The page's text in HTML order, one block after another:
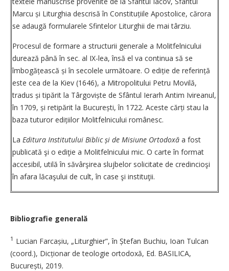
Marcu și Liturghia descrisă în Constituțiile Apostolice, cărora
se adaugă formularele Sfintelor Liturghii de mai târziu.
Procesul de formare a structurii generale a Molitfelnicului
durează până în sec. al IX-lea, însă el va continua să se
îmbogățească și în secolele următoare. O ediție de referință
este cea de la Kiev (1646), a Mitropolitului Petru Movilă,
tradus și tipărit la Târgoviște de Sfântul Ierarh Antim Ivireanul,
în 1709, și retipărit la București, în 1722. Aceste cărți stau la
baza tuturor edițiilor Molitfelnicului românesc.
La Editura Institutului Biblic și de Misiune Ortodoxă a fost
publicată şi o ediţie a Molitfelnicului mic. O carte în format
accesibil, utilă în săvârşirea slujbelor solicitate de credincioşi
în afara lăcaşului de cult, în case şi instituţii.
Bibliografie generală
1 Lucian Farcașiu, „Liturghier”, în Ștefan Buchiu, Ioan Tulcan
(coord.), Dicționar de teologie ortodoxă, Ed. BASILICA,
București, 2019.